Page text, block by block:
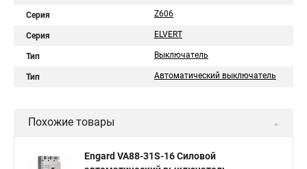
Серия Z606
Серия ELVERT
Тип Выключатель
Тип Автоматический выключатель
Похожие товары
Engard VA88-31S-16 Силовой